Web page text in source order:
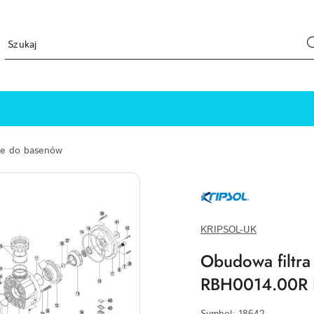
do basenów
WEBP
KRIPSOL-UK
Obudowa